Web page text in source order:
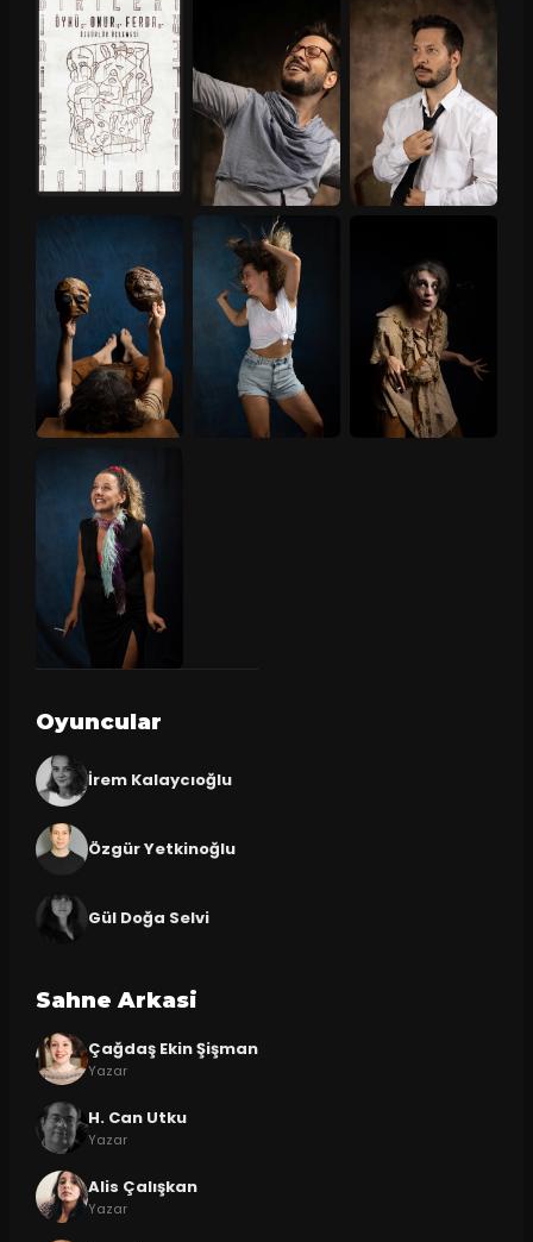
Oyuncular
İrem Kalaycıoğlu
Özgür Yetkinoğlu
Gül Doğa Selvi
Sahne Arkasi
Çağdaş Ekin Şişman
Yazar
H. Can Utku
Yazar
Alis Çalışkan
Yazar